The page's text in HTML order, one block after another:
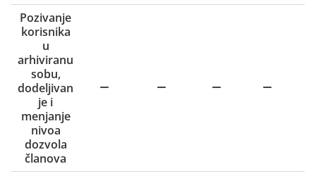
Pozivanje
korisnika
u
arhiviranu
sobu,
dodeljivan
je i
menjanje
nivoa
dozvola
članova